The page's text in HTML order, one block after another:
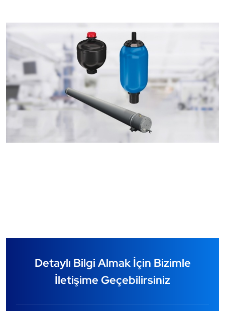
Detaylı Bilgi Almak İçin Bizimle
İletişime Geçebilirsiniz